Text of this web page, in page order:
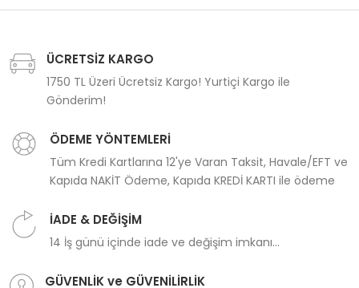
ÜCRETSİZ KARGO
1750 TL Üzeri Ücretsiz Kargo! Yurtiçi Kargo ile
Gönderim!
ÖDEME YÖNTEMLERİ
Tüm Kredi Kartlarına 12'ye Varan Taksit, Havale/EFT ve
Kapıda NAKİT Ödeme, Kapıda KREDİ KARTI ile ödeme
İADE & DEĞİŞİM
14 İş günü içinde iade ve değişim imkanı...
GÜVENLİK ve GÜVENİLİRLİK